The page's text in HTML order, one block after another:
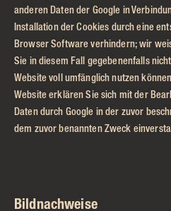
anderen Daten der Google in
Installation der Cookies durch eine
Browser Software verhindern; wir
Sie in diesem Fall gegebenenfalls
Website voll umfänglich nutzen
Website erklären Sie sich mit der
Daten durch Google in der zuvor
dem zuvor benannten Zweck
Bildnachweise